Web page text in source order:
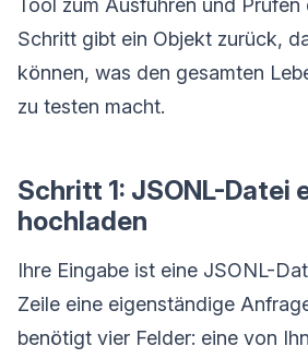
Schritt gibt ein Objekt zurück,
können, was den gesamten
zu testen macht.
Schritt 1: JSONL-Datei
hochladen
Ihre Eingabe ist eine JSONL-
Zeile eine eigenständige
benötigt vier Felder: eine von